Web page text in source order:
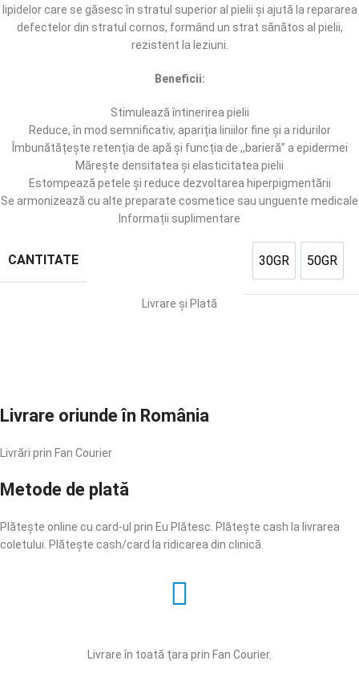
lipidelor care se găsesc în stratul superior al pielii și ajută la repararea
defectelor din stratul cornos, formând un strat sănătos al pielii,
rezistent la leziuni.
Beneficii:
Stimulează întinerirea pielii
Reduce, în mod semnificativ, apariția liniilor fine și a ridurilor
Îmbunătățește retenția de apă și funcția de ,,barieră” a epidermei
Mărește densitatea și elasticitatea pielii
Estompează petele și reduce dezvoltarea hiperpigmentării
Se armonizează cu alte preparate cosmetice sau unguente medicale
Informații suplimentare
CANTITATE 30GR 50GR
Livrare și Plată
Livrare oriunde în România
Livrări prin Fan Courier
Metode de plată
Plătește online cu card-ul prin Eu Plătesc. Plătește cash la livrarea
coletului. Plătește cash/card la ridicarea din clinică.
Livrare în toată țara prin Fan Courier.